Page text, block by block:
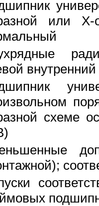
или Х-
внутренний
схеме